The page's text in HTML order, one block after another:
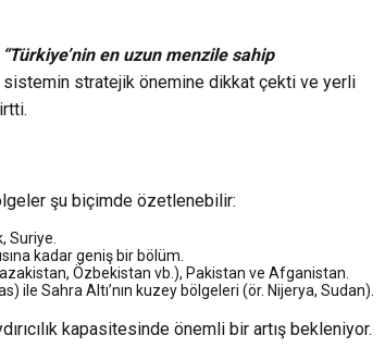
“Türkiye’nin en uzun menzile sahip
stratejik önemine dikkat çekti ve yerli
şu biçimde özetlenebilir:
Suriye.
kadar geniş bir bölüm.
Özbekistan vb.), Pakistan ve Afganistan.
ile Sahra Altı’nın kuzey bölgeleri (ör. Nijerya, Sudan).
kapasitesinde önemli bir artış bekleniyor.